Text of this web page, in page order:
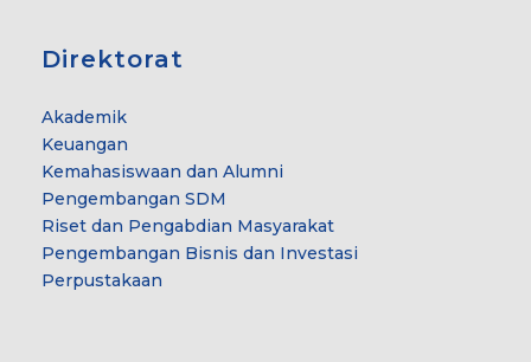
Direktorat
Akademik
Keuangan
Kemahasiswaan dan Alumni
Pengembangan SDM
Riset dan Pengabdian Masyarakat
Pengembangan Bisnis dan Investasi
Perpustakaan